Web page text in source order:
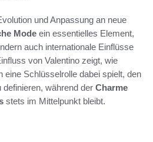
und Anpassung an neue
Mode ein essentielles Element,
auch internationale Einflüsse
von Valentino zeigt, wie
eine Schlüsselrolle dabei spielt, den
während der Charme
stets im Mittelpunkt bleibt.